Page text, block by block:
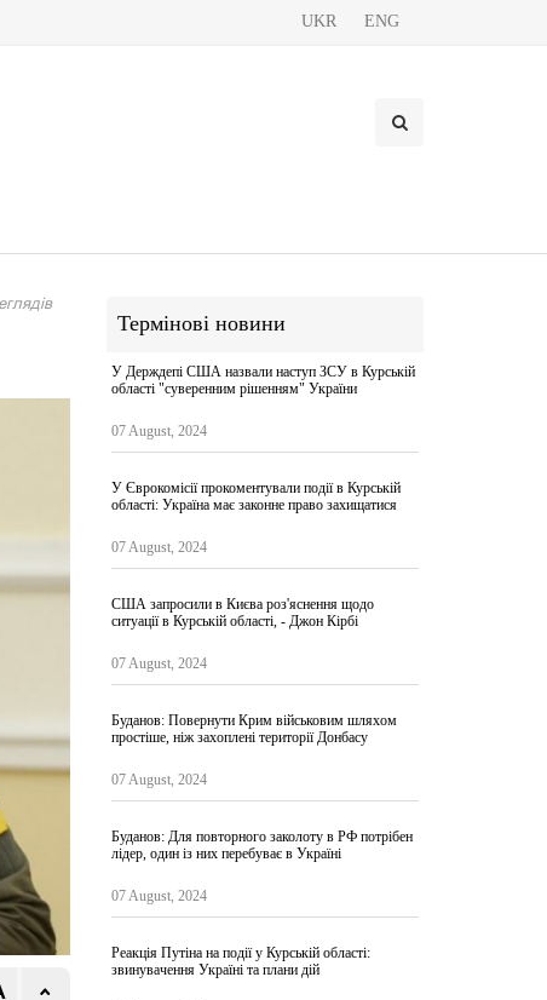
UKR ENG
Термінові новини
У Держдепі США назвали наступ ЗСУ в Курській
області "суверенним рішенням" України
07 August, 2024
У Єврокомісії прокоментували події в Курській
області: Україна має законне право захищатися
07 August, 2024
США запросили в Києва роз'яснення щодо
ситуації в Курській області, - Джон Кірбі
07 August, 2024
Буданов: Повернути Крим військовим шляхом
простіше, ніж захоплені території Донбасу
07 August, 2024
Буданов: Для повторного заколоту в РФ потрібен
лідер, один із них перебуває в Україні
07 August, 2024
Реакція Путіна на події у Курській області:
звинувачення Україні та плани дій